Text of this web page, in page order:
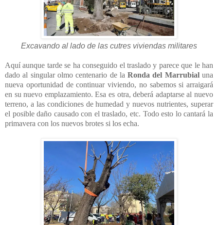
Excavando al lado de las cutres viviendas militares
Aquí aunque tarde se ha conseguido el traslado y parece que le han
dado al singular olmo centenario de laRonda del Marrubialuna
nueva oportunidad de continuar viviendo, no sabemos si arraigará
en su nuevo emplazamiento. Esa es otra, deberá adaptarse al nuevo
terreno, a las condiciones de humedad y nuevos nutrientes, superar
el posible daño causado con el traslado, etc. Todo esto lo cantará la
primavera con los nuevos brotes si los echa.